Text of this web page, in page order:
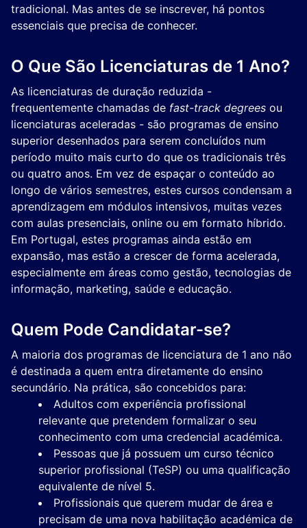
tradicional. Mas antes de se inscrever, há pontos
essenciais que precisa de conhecer.
O Que São Licenciaturas de 1 Ano?
As licenciaturas de duração reduzida -
frequentemente chamadas de fast-track degrees ou
licenciaturas aceleradas - são programas de ensino
superior desenhados para serem concluídos num
período muito mais curto do que os tradicionais três
ou quatro anos. Em vez de espaçar o conteúdo ao
longo de vários semestres, estes cursos condensam a
aprendizagem em módulos intensivos, muitas vezes
com aulas presenciais, online ou em formato híbrido.
Em Portugal, estes programas ainda estão em
expansão, mas estão a crescer de forma acelerada,
especialmente em áreas como gestão, tecnologias de
informação, marketing, saúde e educação.
Quem Pode Candidatar-se?
A maioria dos programas de licenciatura de 1 ano não
é destinada a quem entra diretamente do ensino
secundário. Na prática, são concebidos para:
Adultos com experiência profissional
relevante que pretendem formalizar o seu
conhecimento com uma credencial académica.
Pessoas que já possuem um curso técnico
superior profissional (TeSP) ou uma qualificação
equivalente de nível 5.
Profissionais que querem mudar de área e
precisam de uma nova habilitação académica de